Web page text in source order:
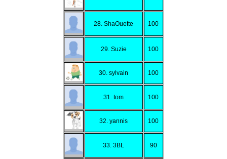
28. ShaOuette 100
29. Suzie 100
30. sylvain 100
31. tom 100
32. yannis 100
33. 3BL 90